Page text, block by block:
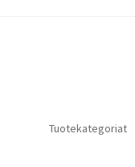
Tuotekategoriat